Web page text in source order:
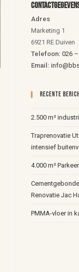
Adres
Marketing 1
6921 RE Duiven
Telefoon:026
Email:
Recente
2.500 m²
Traprenovatie
intensief
4.000 m²
Renovatie Jac
PMMA-vloer in